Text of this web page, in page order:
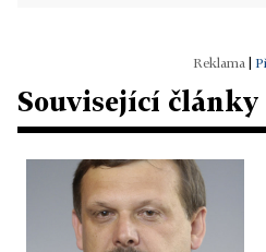
Související články